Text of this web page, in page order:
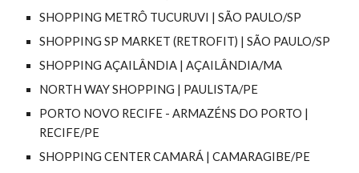
SHOPPING METRÔ TUCURUVI | SÃO PAULO/SP
SHOPPING SP MARKET (RETROFIT) | SÃO PAULO/SP
SHOPPING AÇAILÂNDIA | AÇAILÂNDIA/MA
NORTH WAY SHOPPING | PAULISTA/PE
PORTO NOVO RECIFE - ARMAZÉNS DO PORTO |
RECIFE/PE
SHOPPING CENTER CAMARÁ | CAMARAGIBE/PE